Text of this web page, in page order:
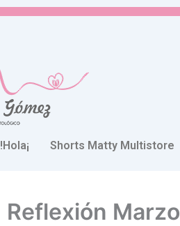
!Hola¡ Shorts Matty Multistore
Reflexión Marzo